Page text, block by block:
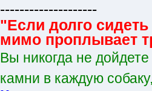
--------------------
"Если долго
мимо проплывает
Вы никогда не
камни в каждую